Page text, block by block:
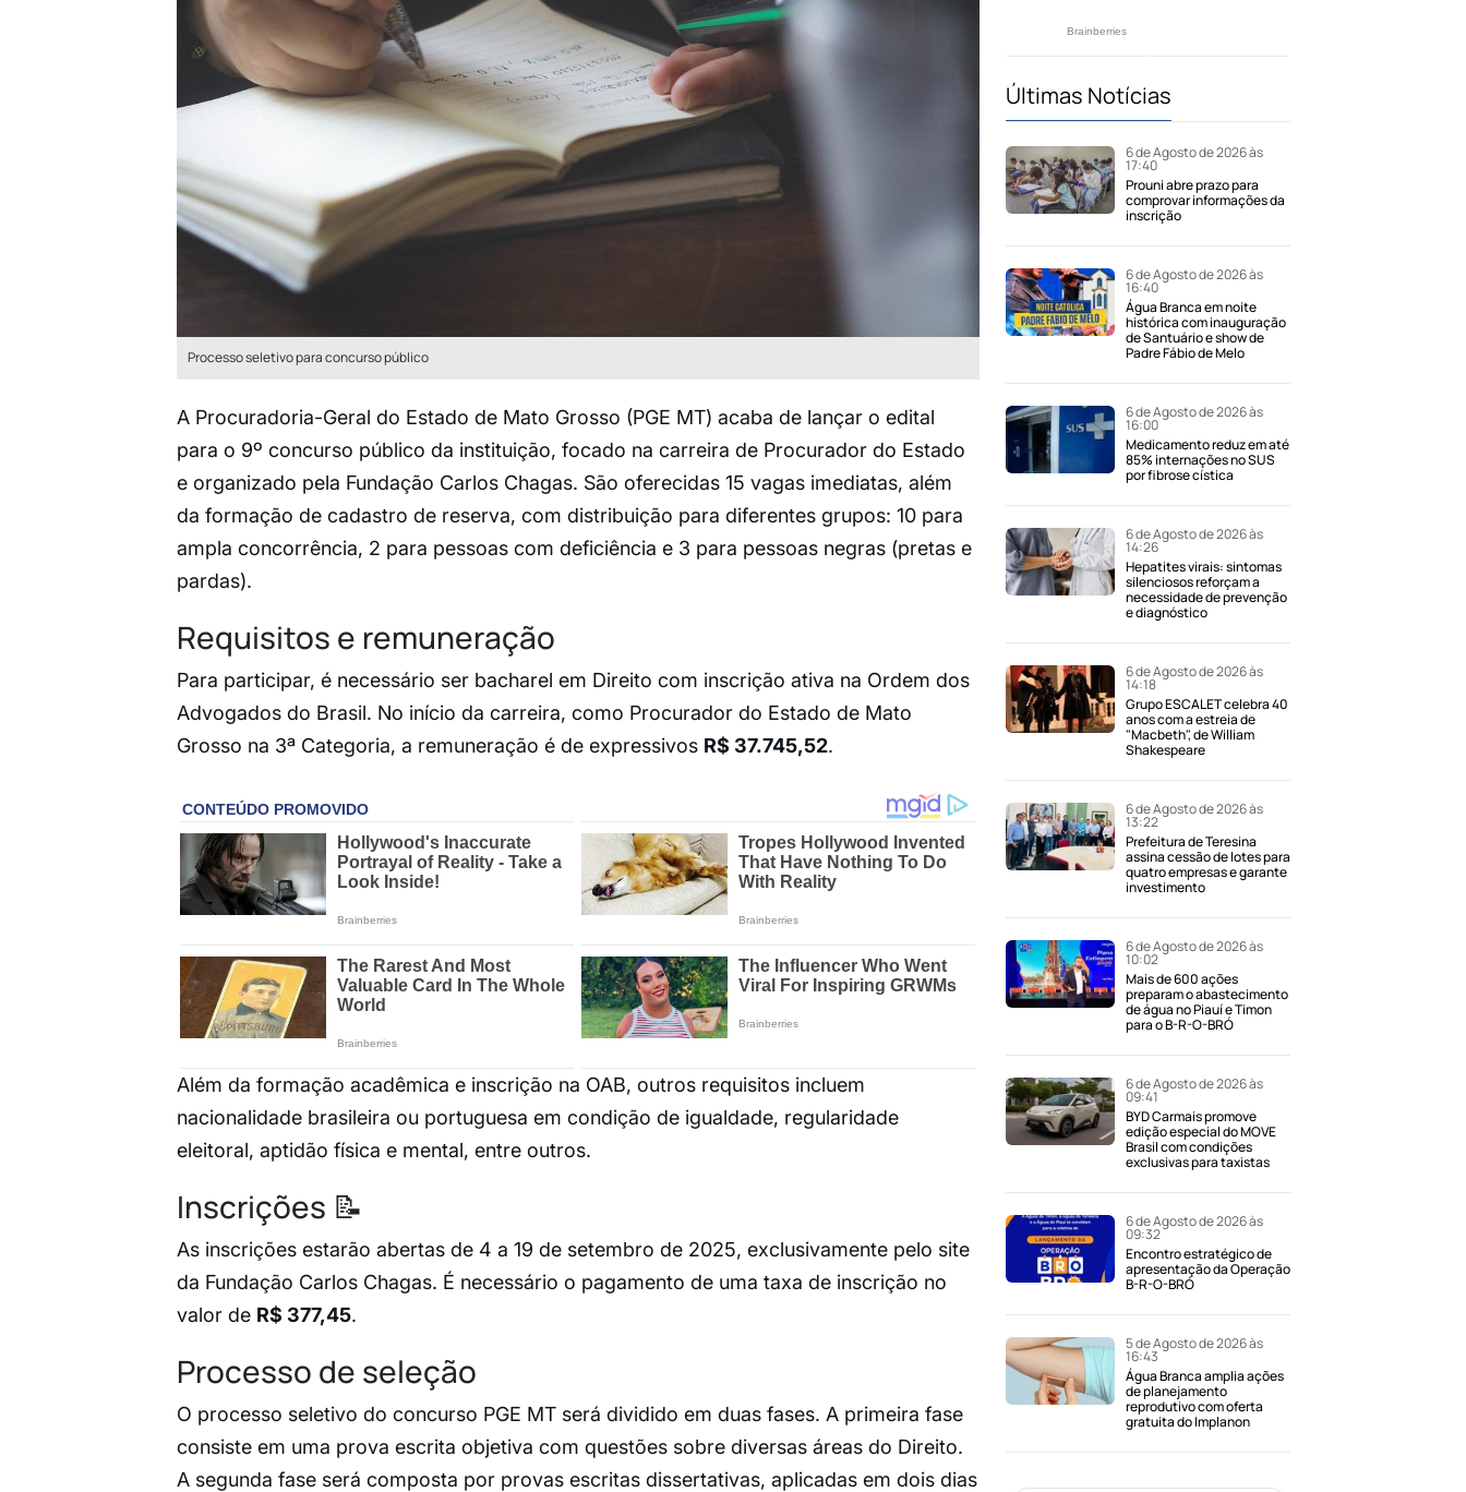
Processo seletivo para concurso público
A Procuradoria-Geral do Estado de Mato Grosso (PGE MT) acaba de lançar o edital
para o 9º concurso público da instituição, focado na carreira de Procurador do Estado
e organizado pela Fundação Carlos Chagas. São oferecidas 15 vagas imediatas, além
da formação de cadastro de reserva, com distribuição para diferentes grupos: 10 para
ampla concorrência, 2 para pessoas com deficiência e 3 para pessoas negras (pretas e
pardas).
Requisitos e remuneração
Para participar, é necessário ser bacharel em Direito com inscrição ativa na Ordem dos
Advogados do Brasil. No início da carreira, como Procurador do Estado de Mato
Grosso na 3ª Categoria, a remuneração é de expressivos R$ 37.745,52.
Além da formação acadêmica e inscrição na OAB, outros requisitos incluem
nacionalidade brasileira ou portuguesa em condição de igualdade, regularidade
eleitoral, aptidão física e mental, entre outros.
Inscrições 📝
As inscrições estarão abertas de 4 a 19 de setembro de 2025, exclusivamente pelo site
da Fundação Carlos Chagas. É necessário o pagamento de uma taxa de inscrição no
valor de R$ 377,45.
Processo de seleção
O processo seletivo do concurso PGE MT será dividido em duas fases. A primeira fase
consiste em uma prova escrita objetiva com questões sobre diversas áreas do Direito.
A segunda fase será composta por provas escritas dissertativas, aplicadas em dois dias
Últimas Notícias
6 de Agosto de 2026 às
17:40
Prouni abre prazo para
comprovar informações da
inscrição
6 de Agosto de 2026 às
16:40
Água Branca em noite
histórica com inauguração
de Santuário e show de
Padre Fábio de Melo
6 de Agosto de 2026 às
16:00
Medicamento reduz em até
85% internações no SUS
por fibrose cística
6 de Agosto de 2026 às
14:26
Hepatites virais: sintomas
silenciosos reforçam a
necessidade de prevenção
e diagnóstico
6 de Agosto de 2026 às
14:18
Grupo ESCALET celebra 40
anos com a estreia de
"Macbeth", de William
Shakespeare
6 de Agosto de 2026 às
13:22
Prefeitura de Teresina
assina cessão de lotes para
quatro empresas e garante
investimento
6 de Agosto de 2026 às
10:02
Mais de 600 ações
preparam o abastecimento
de água no Piauí e Timon
para o B-R-O-BRÓ
6 de Agosto de 2026 às
09:41
BYD Carmais promove
edição especial do MOVE
Brasil com condições
exclusivas para taxistas
6 de Agosto de 2026 às
09:32
Encontro estratégico de
apresentação da Operação
B-R-O-BRÓ
5 de Agosto de 2026 às
16:43
Água Branca amplia ações
de planejamento
reprodutivo com oferta
gratuita do Implanon